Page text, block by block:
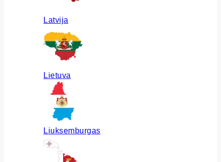
Latvija
Lietuva
Liuksemburgas